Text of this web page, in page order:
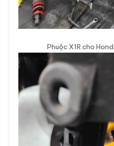
Phuộc X1R cho